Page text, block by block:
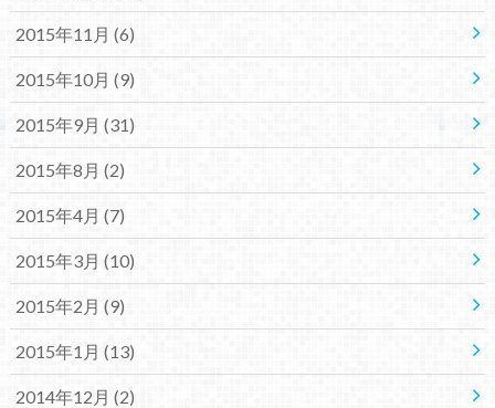
2015年11月 (6)
2015年10月 (9)
2015年9月 (31)
2015年8月 (2)
2015年4月 (7)
2015年3月 (10)
2015年2月 (9)
2015年1月 (13)
2014年12月 (2)